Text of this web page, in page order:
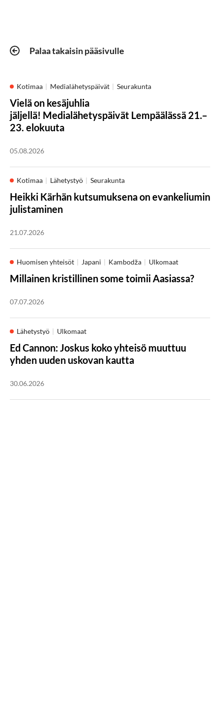
Palaa takaisin pääsivulle
Kotimaa Medialähetyspäivät Seurakunta
Vielä on kesäjuhlia
jäljellä! Medialähetyspäivät Lempäälässä 21.–
23. elokuuta
05.08.2026
Kotimaa Lähetystyö Seurakunta
Heikki Kärhän kutsumuksena on evankeliumin
julistaminen
21.07.2026
Huomisen yhteisöt Japani Kambodža Ulkomaat
Millainen kristillinen some toimii Aasiassa?
07.07.2026
Lähetystyö Ulkomaat
Ed Cannon: Joskus koko yhteisö muuttuu
yhden uuden uskovan kautta
30.06.2026